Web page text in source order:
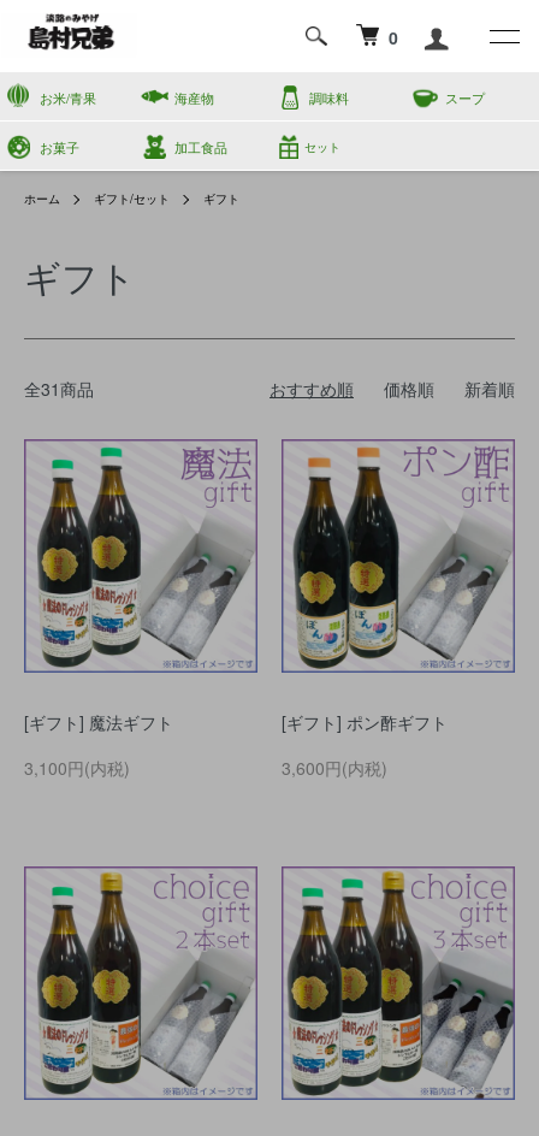
0
お米/青果 海産物 調味料 スープ
お菓子 加工食品 セット
ホーム ギフト/セット ギフト
ギフト
全31商品 おすすめ順 価格順 新着順
[ギフト] 魔法ギフト
3,100円(内税)
[ギフト] ポン酢ギフト
3,600円(内税)